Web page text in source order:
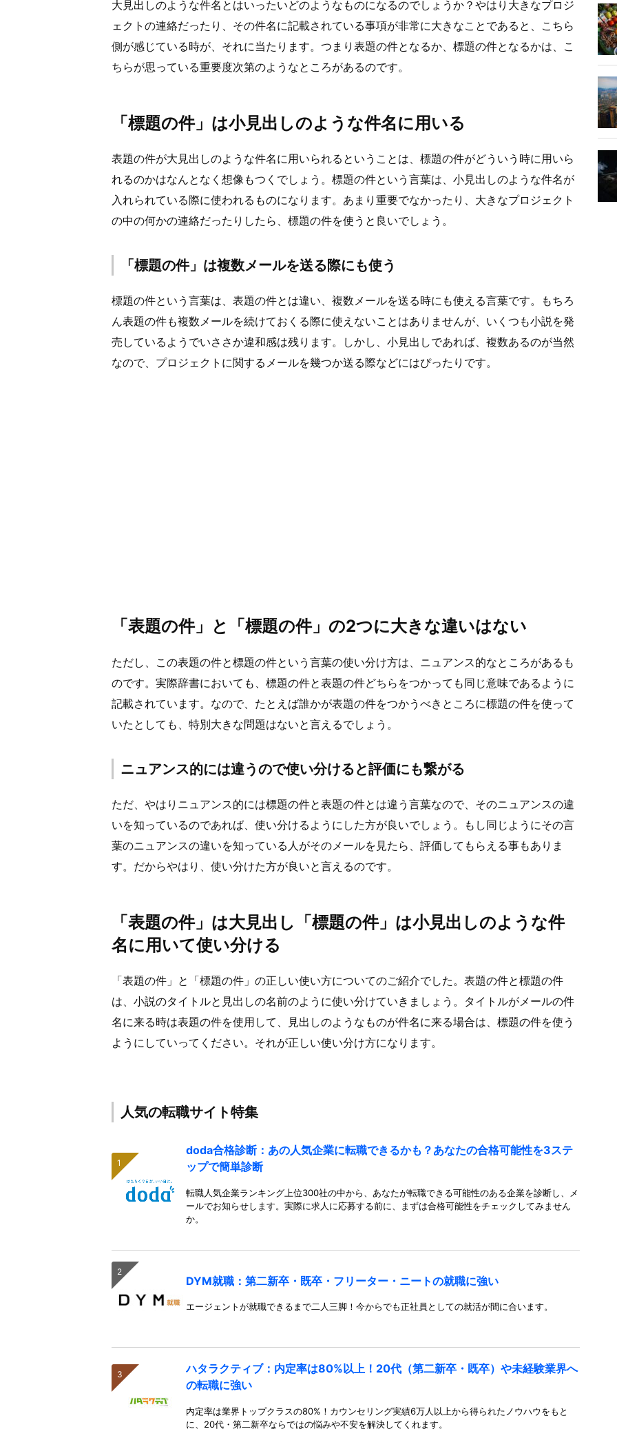
大見出しのような件名とはいったいどのようなものになるのでしょうか？やはり大きなプロジ
ェクトの連絡だったり、その件名に記載されている事項が非常に大きなことであると、こちら
側が感じている時が、それに当たります。つまり表題の件となるか、標題の件となるかは、こ
ちらが思っている重要度次第のようなところがあるのです。
「標題の件」は小見出しのような件名に用いる
表題の件が大見出しのような件名に用いられるということは、標題の件がどういう時に用いら
れるのかはなんとなく想像もつくでしょう。標題の件という言葉は、小見出しのような件名が
入れられている際に使われるものになります。あまり重要でなかったり、大きなプロジェクト
の中の何かの連絡だったりしたら、標題の件を使うと良いでしょう。
「標題の件」は複数メールを送る際にも使う
標題の件という言葉は、表題の件とは違い、複数メールを送る時にも使える言葉です。もちろ
ん表題の件も複数メールを続けておくる際に使えないことはありませんが、いくつも小説を発
売しているようでいささか違和感は残ります。しかし、小見出しであれば、複数あるのが当然
なので、プロジェクトに関するメールを幾つか送る際などにはぴったりです。
「表題の件」と「標題の件」の2つに大きな違いはない
ただし、この表題の件と標題の件という言葉の使い分け方は、ニュアンス的なところがあるも
のです。実際辞書においても、標題の件と表題の件どちらをつかっても同じ意味であるように
記載されています。なので、たとえば誰かが表題の件をつかうべきところに標題の件を使って
いたとしても、特別大きな問題はないと言えるでしょう。
ニュアンス的には違うので使い分けると評価にも繋がる
ただ、やはりニュアンス的には標題の件と表題の件とは違う言葉なので、そのニュアンスの違
いを知っているのであれば、使い分けるようにした方が良いでしょう。もし同じようにその言
葉のニュアンスの違いを知っている人がそのメールを見たら、評価してもらえる事もありま
す。だからやはり、使い分けた方が良いと言えるのです。
「表題の件」は大見出し「標題の件」は小見出しのような件
名に用いて使い分ける
「表題の件」と「標題の件」の正しい使い方についてのご紹介でした。表題の件と標題の件
は、小説のタイトルと見出しの名前のように使い分けていきましょう。タイトルがメールの件
名に来る時は表題の件を使用して、見出しのようなものが件名に来る場合は、標題の件を使う
ようにしていってください。それが正しい使い分け方になります。
人気の転職サイト特集
doda合格診断：あの人気企業に転職できるかも？あなたの合格可能性を3ステ
ップで簡単診断
転職人気企業ランキング上位300社の中から、あなたが転職できる可能性のある企業を診断し、メ
ールでお知らせします。実際に求人に応募する前に、まずは合格可能性をチェックしてみません
か。
DYM就職：第二新卒・既卒・フリーター・ニートの就職に強い
エージェントが就職できるまで二人三脚！今からでも正社員としての就活が間に合います。
ハタラクティブ：内定率は80%以上！20代（第二新卒・既卒）や未経験業界へ
の転職に強い
内定率は業界トップクラスの80%！カウンセリング実績6万人以上から得られたノウハウをもと
に、20代・第二新卒ならではの悩みや不安を解決してくれます。